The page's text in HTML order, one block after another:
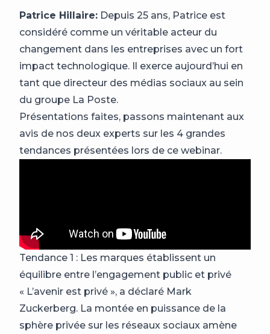
Patrice Hillaire: Depuis 25 ans, Patrice est
considéré comme un véritable acteur du
changement dans les entreprises avec un fort
impact technologique. Il exerce aujourd’hui en
tant que directeur des médias sociaux au sein
du groupe La Poste.
Présentations faites, passons maintenant aux
avis de nos deux experts sur les 4 grandes
tendances présentées lors de ce webinar.
Tendance 1 : Les marques établissent un
équilibre entre l’engagement public et privé
« L’avenir est privé », a déclaré Mark
Zuckerberg. La montée en puissance de la
sphère privée sur les réseaux sociaux amène